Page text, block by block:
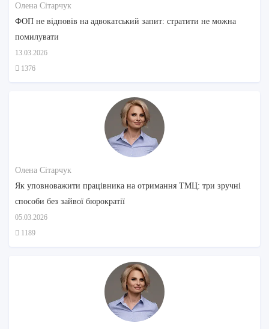
Олена Сітарчук
ФОП не відповів на адвокатський запит: стратити не можна
помилувати
13.03.2026
1376
Олена Сітарчук
Як уповноважити працівника на отримання ТМЦ: три зручні
способи без зайвої бюрократії
05.03.2026
1189